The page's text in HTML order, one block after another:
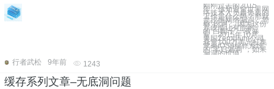
刚刚过去的2015
年，你知道全世界网
络技术人员最热衷的
工作是什么吗？那就
是挖掘网络漏洞，简
称“挖洞”。因为这份
差使能让有能耐
的“白帽子”一夜暴
富。2015年10月，
美国Zerodium公司
悬赏100万美元征集
苹果iOS9操作系统
的“零日漏洞”；如果
漏洞的价值
行者武松
9年前 1243
缓存系列文章–无底洞问题